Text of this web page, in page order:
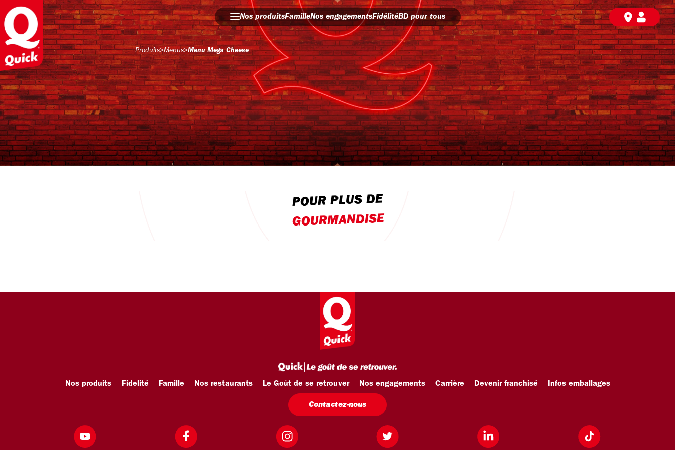
Nos produitsFamilleNos engagementsFidélitéBD pour tous
Produits>Menus>Menu Mega Cheese
POUR PLUS DE
GOURMANDISE
Nos produits Fidelité Famille Nos restaurants Le Goût de se retrouver Nos engagements Carrière Devenir franchisé Infos emballages
Contactez-nous